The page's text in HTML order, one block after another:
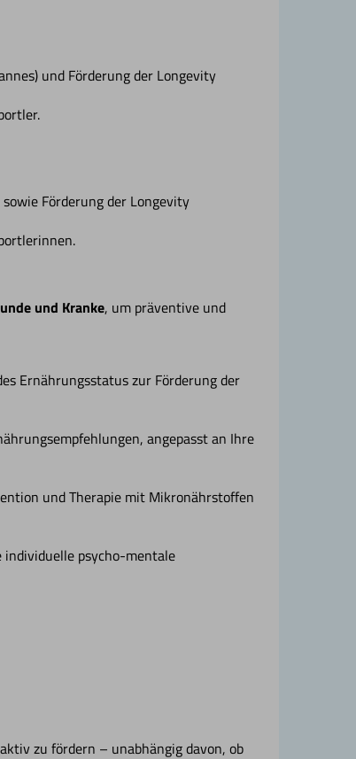
und Förderung der Longevity
Förderung der Longevity
und Kranke, um präventive und
Ernährungsstatus zur Förderung der
angepasst an Ihre
und Therapie mit Mikronährstoffen
psycho-mentale
zu fördern – unabhängig davon, ob